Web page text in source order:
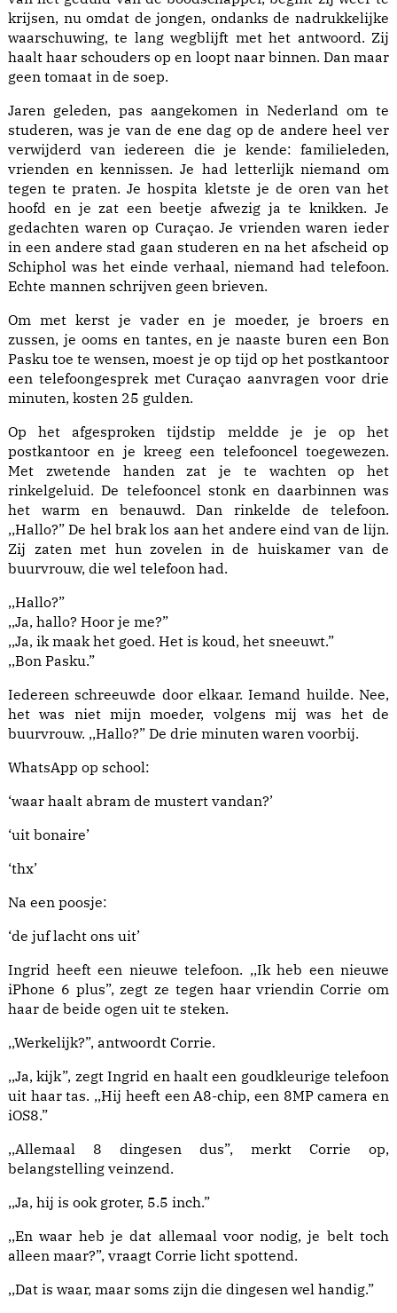
krijsen, nu omdat de jongen, ondanks de nadrukkelijke
waarschuwing, te lang wegblijft met het antwoord. Zij
haalt haar schouders op en loopt naar binnen. Dan maar
geen tomaat in de soep.
Jaren geleden, pas aangekomen in Nederland om te
studeren, was je van de ene dag op de andere heel ver
verwijderd van iedereen die je kende: familieleden,
vrienden en kennissen. Je had letterlijk niemand om
tegen te praten. Je hospita kletste je de oren van het
hoofd en je zat een beetje afwezig ja te knikken. Je
gedachten waren op Curaçao. Je vrienden waren ieder
in een andere stad gaan studeren en na het afscheid op
Schiphol was het einde verhaal, niemand had telefoon.
Echte mannen schrijven geen brieven.
Om met kerst je vader en je moeder, je broers en
zussen, je ooms en tantes, en je naaste buren een Bon
Pasku toe te wensen, moest je op tijd op het postkantoor
een telefoongesprek met Curaçao aanvragen voor drie
minuten, kosten 25 gulden.
Op het afgesproken tijdstip meldde je je op het
postkantoor en je kreeg een telefooncel toegewezen.
Met zwetende handen zat je te wachten op het
rinkelgeluid. De telefooncel stonk en daarbinnen was
het warm en benauwd. Dan rinkelde de telefoon.
,,Hallo?” De hel brak los aan het andere eind van de lijn.
Zij zaten met hun zovelen in de huiskamer van de
buurvrouw, die wel telefoon had.
,,Hallo?”
,,Ja, hallo? Hoor je me?”
,,Ja, ik maak het goed. Het is koud, het sneeuwt.”
,,Bon Pasku.”
Iedereen schreeuwde door elkaar. Iemand huilde. Nee,
het was niet mijn moeder, volgens mij was het de
buurvrouw. ,,Hallo?” De drie minuten waren voorbij.
WhatsApp op school:
‘waar haalt abram de mustert vandan?’
‘uit bonaire’
‘thx’
Na een poosje:
‘de juf lacht ons uit’
Ingrid heeft een nieuwe telefoon. ,,Ik heb een nieuwe
iPhone 6 plus”, zegt ze tegen haar vriendin Corrie om
haar de beide ogen uit te steken.
,,Werkelijk?”, antwoordt Corrie.
,,Ja, kijk”, zegt Ingrid en haalt een goudkleurige telefoon
uit haar tas. ,,Hij heeft een A8-chip, een 8MP camera en
iOS8.”
,,Allemaal 8 dingesen dus”, merkt Corrie op,
belangstelling veinzend.
,,Ja, hij is ook groter, 5.5 inch.”
,,En waar heb je dat allemaal voor nodig, je belt toch
alleen maar?”, vraagt Corrie licht spottend.
,,Dat is waar, maar soms zijn die dingesen wel handig.”